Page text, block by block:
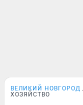
ВЕЛИКИЙ НОВГОРОД
ХОЗЯЙСТВО